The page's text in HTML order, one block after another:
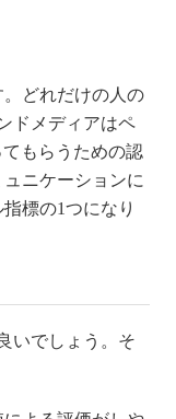
どれだけの人の
ドメディアはペ
もらうための認
ニケーションに
標の1つになり
いでしょう。そ